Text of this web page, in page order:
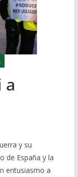
a
y su
de España y la
entusiasmo a